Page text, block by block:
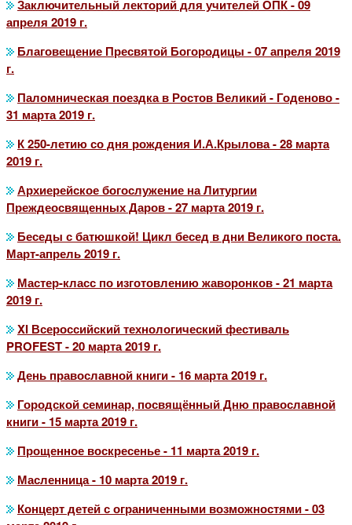
Заключительный лекторий для учителей ОПК - 09
апреля 2019 г.
Благовещение Пресвятой Богородицы - 07 апреля 2019
г.
Паломническая поездка в Ростов Великий - Годеново -
31 марта 2019 г.
К 250-летию со дня рождения И.А.Крылова - 28 марта
2019 г.
Архиерейское богослужение на Литургии
Преждеосвященных Даров - 27 марта 2019 г.
Беседы с батюшкой! Цикл бесед в дни Великого поста.
Март-апрель 2019 г.
Мастер-класс по изготовлению жаворонков - 21 марта
2019 г.
XI Всероссийский технологический фестиваль
PROFEST - 20 марта 2019 г.
День православной книги - 16 марта 2019 г.
Городской семинар, посвящённый Дню православной
книги - 15 марта 2019 г.
Прощенное воскресенье - 11 марта 2019 г.
Масленница - 10 марта 2019 г.
Концерт детей с ограниченными возможностями - 03